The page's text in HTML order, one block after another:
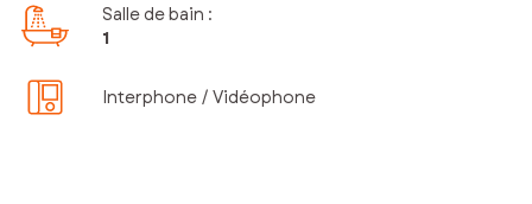
Salle de bain :
1
Interphone / Vidéophone